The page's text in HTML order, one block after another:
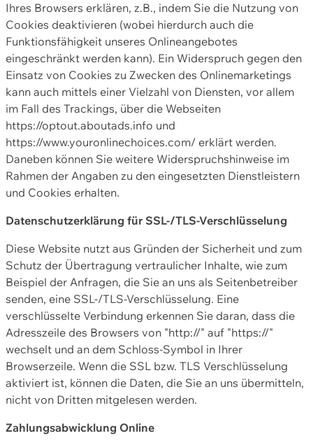
Ihres Browsers erklären, z.B., indem Sie die Nutzung von
Cookies deaktivieren (wobei hierdurch auch die
Funktionsfähigkeit unseres Onlineangebotes
eingeschränkt werden kann). Ein Widerspruch gegen den
Einsatz von Cookies zu Zwecken des Onlinemarketings
kann auch mittels einer Vielzahl von Diensten, vor allem
im Fall des Trackings, über die Webseiten
https://optout.aboutads.info und
https://www.youronlinechoices.com/ erklärt werden.
Daneben können Sie weitere Widerspruchshinweise im
Rahmen der Angaben zu den eingesetzten Dienstleistern
und Cookies erhalten.
Datenschutzerklärung für SSL-/TLS-Verschlüsselung
Diese Website nutzt aus Gründen der Sicherheit und zum
Schutz der Übertragung vertraulicher Inhalte, wie zum
Beispiel der Anfragen, die Sie an uns als Seitenbetreiber
senden, eine SSL-/TLS-Verschlüsselung. Eine
verschlüsselte Verbindung erkennen Sie daran, dass die
Adresszeile des Browsers von "http://" auf "https://"
wechselt und an dem Schloss-Symbol in Ihrer
Browserzeile. Wenn die SSL bzw. TLS Verschlüsselung
aktiviert ist, können die Daten, die Sie an uns übermitteln,
nicht von Dritten mitgelesen werden.
Zahlungsabwicklung Online